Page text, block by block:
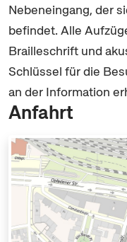
Nebeneingang, der
befindet. Alle
Brailleschrift und
Schlüssel für die
an der Information
Anfahrt